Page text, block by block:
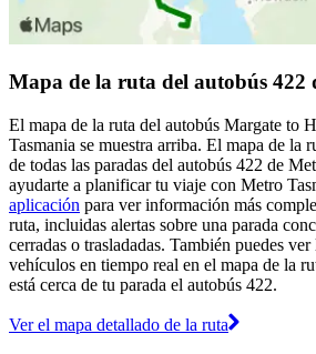
Mapa de la ruta del autobús 422
El mapa de la ruta del autobús Margate to
Tasmania se muestra arriba. El mapa de la
de todas las paradas del autobús 422 de
ayudarte a planificar tu viaje con Metro
aplicación para ver información más
ruta, incluidas alertas sobre una parada
cerradas o trasladadas. También puedes
vehículos en tiempo real en el mapa de la
está cerca de tu parada el autobús 422.
Ver el mapa detallado de la ruta